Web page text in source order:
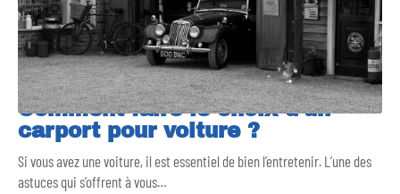
Comment faire le choix d’un
carport pour voiture ?
Si vous avez une voiture, il est essentiel de bien l’entretenir. L’une des
astuces qui s’offrent à vous…